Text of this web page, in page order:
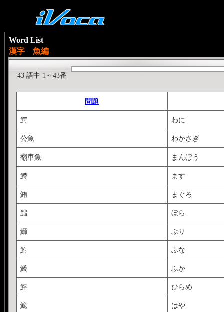
Word List
漢字 魚編
43 語中 1～43番
問題
鰐 わに
公魚 わかさぎ
翻車魚 まんぼう
鱒 ます
鮪 まぐろ
鯔 ぼら
鰤 ぶり
鮒 ふな
鱶 ふか
鮃 ひらめ
鮠 はや